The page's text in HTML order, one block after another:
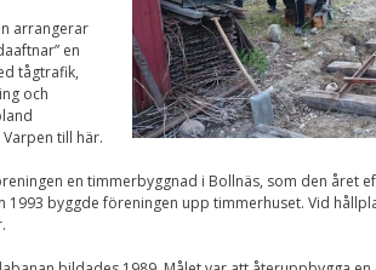
arrangerar
en
tågtrafik,
och
till här.
en timmerbyggnad i Bollnäs, som den året
1993 byggde föreningen upp timmerhuset. Vid
personligt anpassat
innehåll och
erbjudanden.